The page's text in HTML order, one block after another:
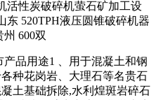
活性炭破碎机萤石矿加工设
东 520TPH液压圆锥破碎机器
600双
品用途1 、用于混凝土和钢
种花岗岩、大理石等名贵石
土基础拆除,水利煌斑岩碎石